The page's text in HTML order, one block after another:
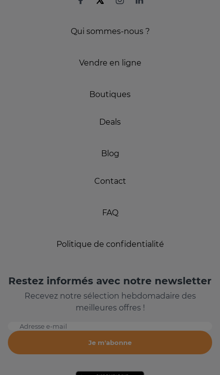
Qui sommes-nous ?
Vendre en ligne
Boutiques
Deals
Blog
Contact
FAQ
Politique de confidentialité
Restez informés avec notre newsletter
Recevez notre sélection hebdomadaire des
meilleures offres !
Adresse e-mail
Je m'abonne